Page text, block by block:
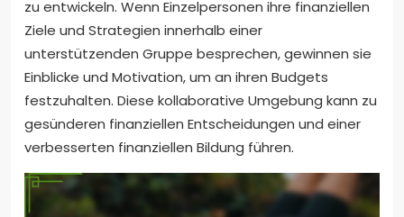
zu entwickeln. Wenn Einzelpersonen ihre finanziellen
Ziele und Strategien innerhalb einer
unterstützenden Gruppe besprechen, gewinnen sie
Einblicke und Motivation, um an ihren Budgets
festzuhalten. Diese kollaborative Umgebung kann zu
gesünderen finanziellen Entscheidungen und einer
verbesserten finanziellen Bildung führen.